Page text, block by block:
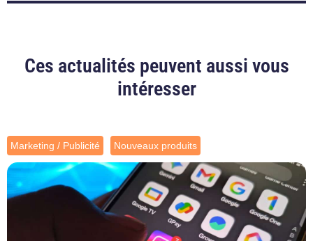
Ces actualités peuvent aussi vous
intéresser
Marketing / Publicité Nouveaux produits